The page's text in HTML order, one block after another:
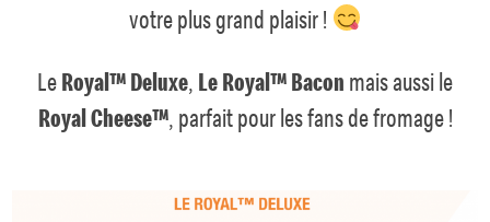
votre plus grand plaisir !
LeRoyal™ Deluxe, Le Royal™ Bacon mais aussi le
Royal Cheese™, parfait pour les fans de fromage !